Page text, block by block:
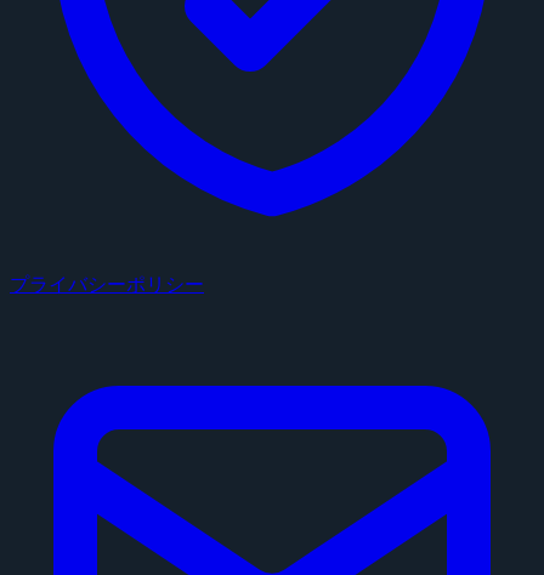
プライバシーポリシー